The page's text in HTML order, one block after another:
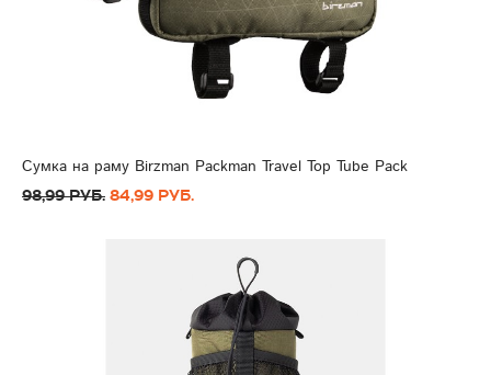
Сумка на раму Birzman Packman Travel Top Tube Pack
98,99 руб. 84,99 руб.